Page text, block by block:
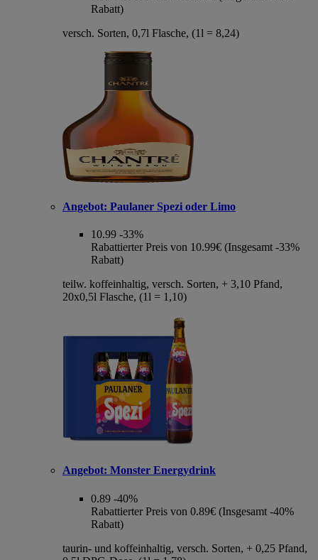
Rabatt)
versch. Sorten, 0,7l Flasche, (1l = 8,24)
Angebot: Paulaner Spezi oder Limo
10.99 -33%
Rabattierter Preis von 10.99€ (Insgesamt -33%
Rabatt)
teilw. koffeinhaltig, versch. Sorten, + 3,10 Pfand,
20x0,5l Flasche, (1l = 1,10)
Angebot: Monster Energydrink
0.89 -40%
Rabattierter Preis von 0.89€ (Insgesamt -40%
Rabatt)
taurin- und koffeinhaltig, versch. Sorten, + 0,25 Pfand,